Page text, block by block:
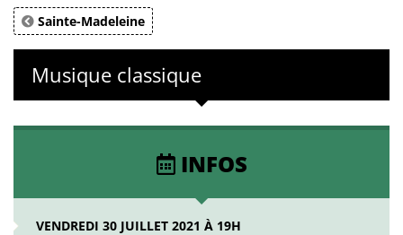
Sainte-Madeleine
Musique classique
INFOS
VENDREDI 30 JUILLET 2021 À 19H